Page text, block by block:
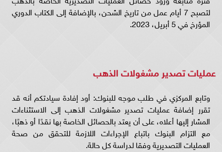
لتصبح 7 أيام عمل من تاريخ الشحن، بالإضافة إلى الكتاب الدوري
المؤرخ في 5 أبريل، 2023.
عمليات تصدير مشغولات الذهب
وتابع المركزي في طلب موجه للبنوك: أود إفادة سيادتكم أنه قد
تقرر إضافة عمليات تصدير مشغولات الذهب إلى الاستثناءات
المشار إليها أعلاه، على أن يعتد بالحصائل الخاصة بها نقدًا أو ذهبًا،
مع التزام البنوك باتباع الإجراءات اللازمة للتحقق من صحة
العمليات التصديرية وفقا لدراسة كل حالة.